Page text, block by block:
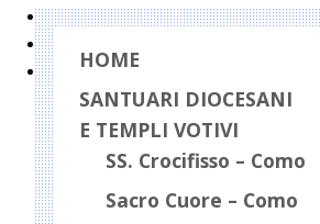
HOME
SANTUARI DIOCESANI
E TEMPLI VOTIVI
SS. Crocifisso – Como
Sacro Cuore – Como